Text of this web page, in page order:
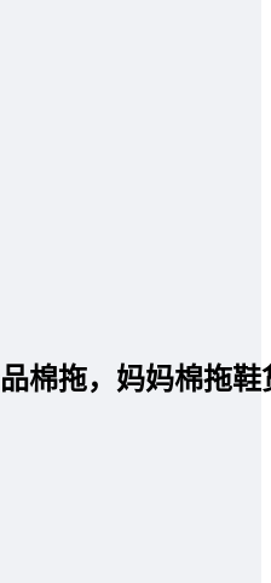
棉拖，妈妈棉拖鞋